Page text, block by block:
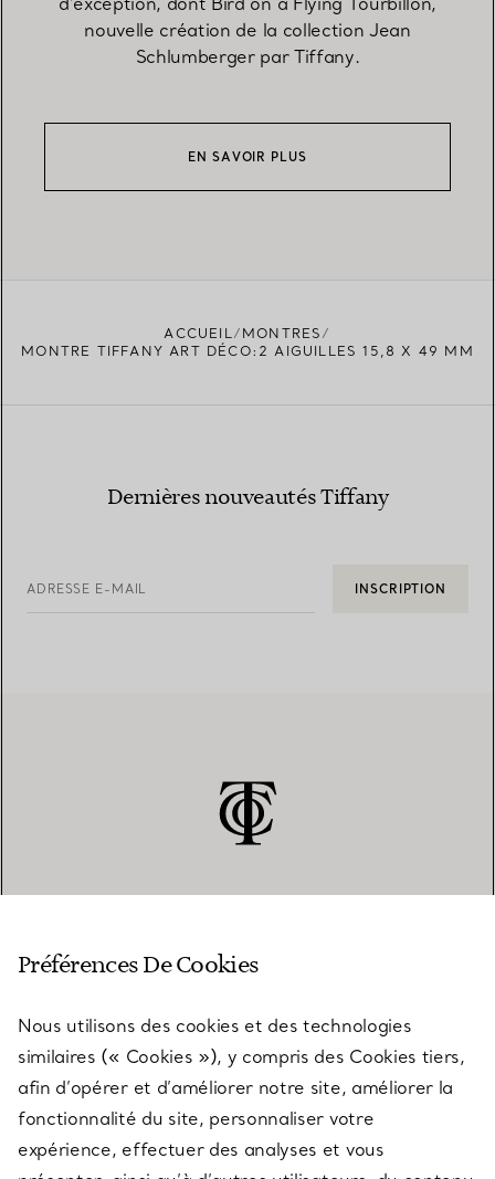
nouvelle création de la collection Jean
Schlumberger par Tiffany.
EN SAVOIR PLUS
ACCUEIL
MONTRES
MONTRE TIFFANY ART DÉCO:2 AIGUILLES 15,8 X 49 MM
Dernières nouveautés Tiffany
ADRESSE E-MAIL INSCRIPTION
SERVICES
À PROPOS
Préférences De Cookies
Nous utilisons des cookies et des technologies
similaires (« Cookies »), y compris des Cookies tiers,
afin d’opérer et d’améliorer notre site, améliorer la
fonctionnalité du site, personnaliser votre
expérience, effectuer des analyses et vous